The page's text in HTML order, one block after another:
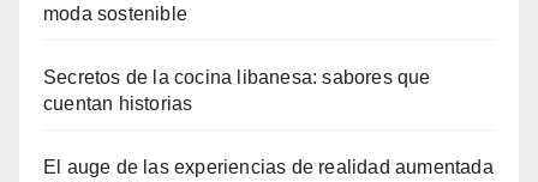
moda sostenible
Secretos de la cocina libanesa: sabores que
cuentan historias
El auge de las experiencias de realidad aumentada